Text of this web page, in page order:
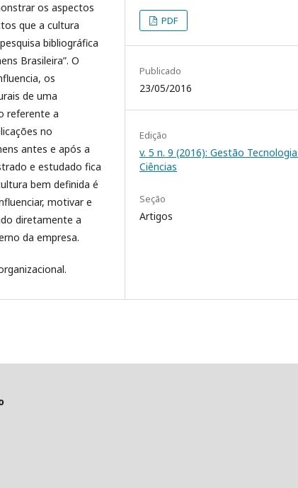
os aspectos
que a cultura
bibliográfica
Brasileira”. O
os
de uma
referente a
no
antes e após a
e estudado fica
bem definida é
motivar e
diretamente a
da empresa.
PDF
Publicado
23/05/2016
Edição
v. 5 n. 9 (2016): Gestão
Ciências
Seção
Artigos